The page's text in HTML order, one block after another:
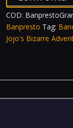
Adventure
Stone
Ocean
quantità
COD:
Banpresto Tag:
Jojo's Bizarre